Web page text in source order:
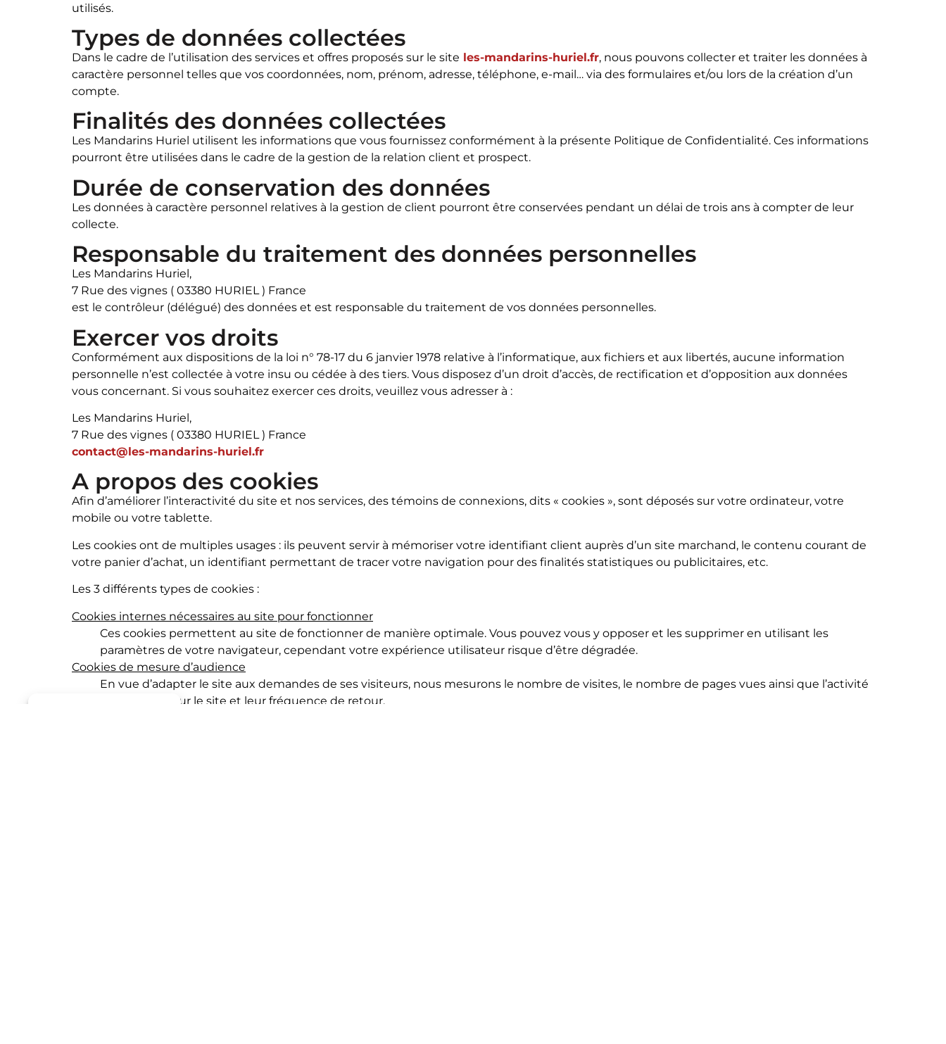
utilisés.
Types de données collectées
Dans le cadre de l’utilisation des services et offres proposés sur le site les-mandarins-huriel.fr, nous pouvons collecter et traiter les données à
caractère personnel telles que vos coordonnées, nom, prénom, adresse, téléphone, e-mail… via des formulaires et/ou lors de la création d’un
compte.
Finalités des données collectées
Les Mandarins Huriel utilisent les informations que vous fournissez conformément à la présente Politique de Confidentialité. Ces informations
pourront être utilisées dans le cadre de la gestion de la relation client et prospect.
Durée de conservation des données
Les données à caractère personnel relatives à la gestion de client pourront être conservées pendant un délai de trois ans à compter de leur
collecte.
Responsable du traitement des données personnelles
Les Mandarins Huriel,
7 Rue des vignes ( 03380 HURIEL ) France
est le contrôleur (délégué) des données et est responsable du traitement de vos données personnelles.
Exercer vos droits
Conformément aux dispositions de la loi n° 78-17 du 6 janvier 1978 relative à l’informatique, aux fichiers et aux libertés, aucune information
personnelle n’est collectée à votre insu ou cédée à des tiers. Vous disposez d’un droit d’accès, de rectification et d’opposition aux données
vous concernant. Si vous souhaitez exercer ces droits, veuillez vous adresser à :
Les Mandarins Huriel,
7 Rue des vignes ( 03380 HURIEL ) France
contact@les-mandarins-huriel.fr
A propos des cookies
Afin d’améliorer l’interactivité du site et nos services, des témoins de connexions, dits « cookies », sont déposés sur votre ordinateur, votre
mobile ou votre tablette.
Les cookies ont de multiples usages : ils peuvent servir à mémoriser votre identifiant client auprès d’un site marchand, le contenu courant de
votre panier d’achat, un identifiant permettant de tracer votre navigation pour des finalités statistiques ou publicitaires, etc.
Les 3 différents types de cookies :
Cookies internes nécessaires au site pour fonctionner
Ces cookies permettent au site de fonctionner de manière optimale. Vous pouvez vous y opposer et les supprimer en utilisant les
paramètres de votre navigateur, cependant votre expérience utilisateur risque d’être dégradée.
Cookies de mesure d’audience
En vue d’adapter le site aux demandes de ses visiteurs, nous mesurons le nombre de visites, le nombre de pages vues ainsi que l’activité
des visiteurs sur le site et leur fréquence de retour.